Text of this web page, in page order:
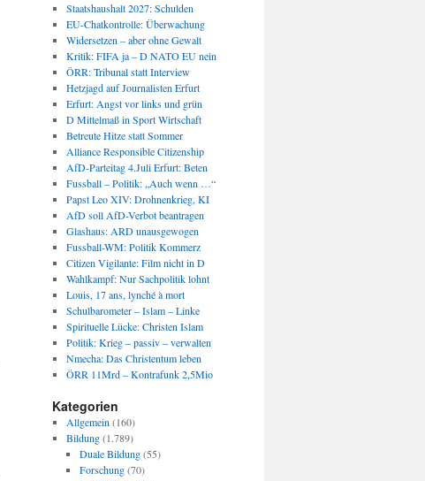
Staatshaushalt 2027: Schulden
EU-Chatkontrolle: Überwachung
Widersetzen – aber ohne Gewalt
Kritik: FIFA ja – D NATO EU nein
ÖRR: Tribunal statt Interview
Hetzjagd auf Journalisten Erfurt
Erfurt: Angst vor links und grün
D Mittelmaß in Sport Wirtschaft
Betreute Hitze statt Sommer
Alliance Responsible Citizenship
AfD-Parteitag 4.Juli Erfurt: Beten
Fussball – Politik: „Auch wenn …“
Papst Leo XIV: Drohnenkrieg, KI
AfD soll AfD-Verbot beantragen
Glashaus: ARD unausgewogen
Fussball-WM: Politik Kommerz
Citizen Vigilante: Film nicht in D
Wahlkampf: Nur Sachpolitik lohnt
Louis, 17 ans, lynché à mort
Schulbarometer – Islam – Linke
Spirituelle Lücke: Christen Islam
Politik: Krieg – passiv – verwalten
Nmecha: Das Christentum leben
ÖRR 11Mrd – Kontrafunk 2,5Mio
Kategorien
Allgemein (160)
Bildung(1.789)
Duale Bildung(55)
Forschung(70)